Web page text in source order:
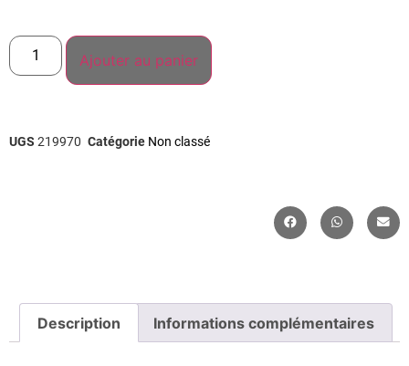
Ajouter au panier
UGS 219970 Catégorie Non classé
Description Informations complémentaires